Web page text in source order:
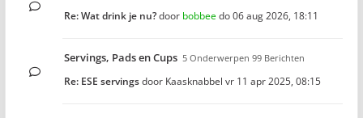
Re: Wat drink je nu?door bobbeedo 06 aug 2026, 18:11
Servings, Pads en Cups 5 Onderwerpen 99 Berichten
Re: ESE servingsdoor Kaasknabbel vr 11 apr 2025, 08:15